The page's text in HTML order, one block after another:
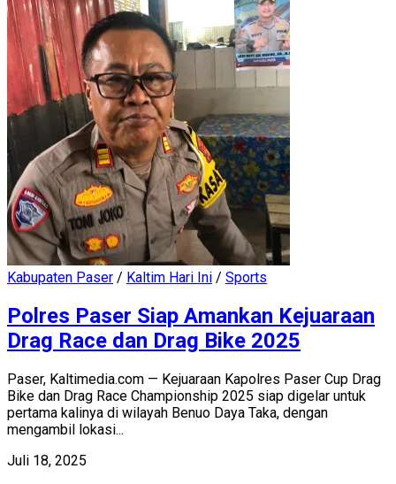
Kabupaten Paser / Kaltim Hari Ini / Sports
Polres Paser Siap Amankan Kejuaraan
Drag Race dan Drag Bike 2025
Paser, Kaltimedia.com — Kejuaraan Kapolres Paser Cup Drag
Bike dan Drag Race Championship 2025 siap digelar untuk
pertama kalinya di wilayah Benuo Daya Taka, dengan
mengambil lokasi...
Juli 18, 2025